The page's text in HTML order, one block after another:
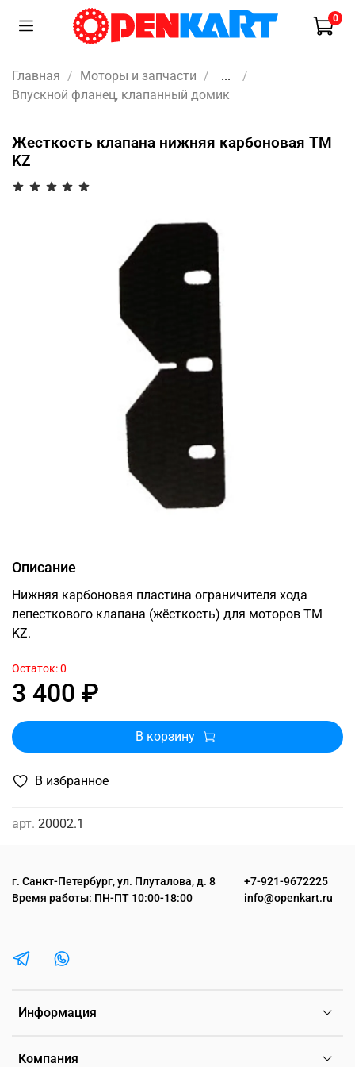
0
Главная Моторы и запчасти
...
Впускной фланец, клапанный домик
Жесткость клапана нижняя карбоновая TM
KZ
В избранное
арт. 20002.1
Описание
Нижняя карбоновая пластина ограничителя хода
лепесткового клапана (жёсткость) для моторов TM
KZ.
3 400 ₽
Остаток: 0
В корзину
Информация
Компания
г. Санкт-Петербург, ул. Плуталова, д. 8
Время работы: ПН-ПТ 10:00-18:00
+7-921-9672225
info@openkart.ru